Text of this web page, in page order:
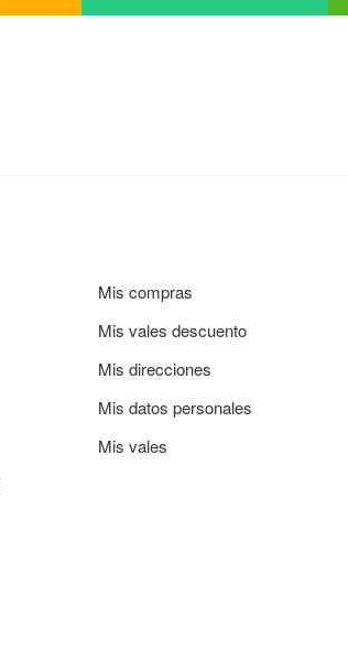
Mis compras
Mis vales descuento
Mis direcciones
Mis datos personales
Mis vales